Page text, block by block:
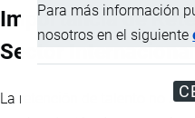
Para más información
nosotros en el siguiente
Importancia de
Sector Internacional
La retención de talento no